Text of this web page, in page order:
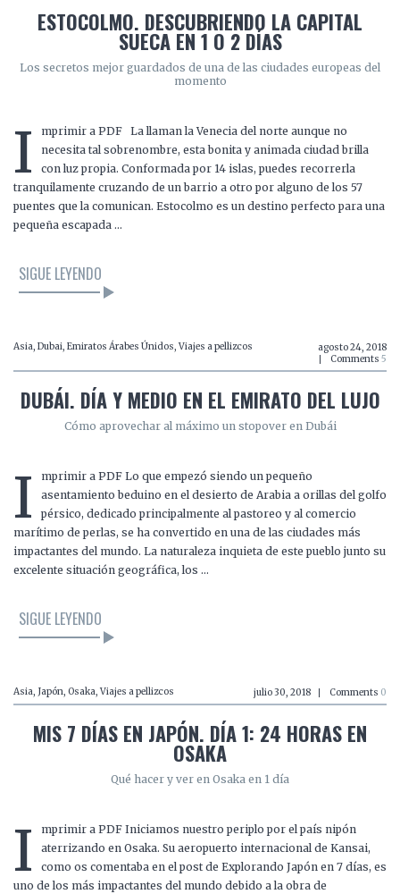
ESTOCOLMO. DESCUBRIENDO LA CAPITAL
SUECA EN 1 O 2 DÍAS
Los secretos mejor guardados de una de las ciudades europeas del
momento
I
mprimir a PDF La llaman la Venecia del norte aunque no
necesita tal sobrenombre, esta bonita y animada ciudad brilla
con luz propia. Conformada por 14 islas, puedes recorrerla
tranquilamente cruzando de un barrio a otro por alguno de los 57
puentes que la comunican. Estocolmo es un destino perfecto para una
pequeña escapada …
SIGUE LEYENDO
Asia, Dubai, Emiratos Árabes Únidos, Viajes a pellizcos
agosto 24, 2018
Comments 5
DUBÁI. DÍA Y MEDIO EN EL EMIRATO DEL LUJO
Cómo aprovechar al máximo un stopover en Dubái
I
mprimir a PDF Lo que empezó siendo un pequeño
asentamiento beduino en el desierto de Arabia a orillas del golfo
pérsico, dedicado principalmente al pastoreo y al comercio
marítimo de perlas, se ha convertido en una de las ciudades más
impactantes del mundo. La naturaleza inquieta de este pueblo junto su
excelente situación geográfica, los …
SIGUE LEYENDO
Asia, Japón, Osaka, Viajes a pellizcos julio 30, 2018 Comments 0
MIS 7 DÍAS EN JAPÓN. DÍA 1: 24 HORAS EN
OSAKA
Qué hacer y ver en Osaka en 1 día
I
mprimir a PDF Iniciamos nuestro periplo por el país nipón
aterrizando en Osaka. Su aeropuerto internacional de Kansai,
como os comentaba en el post de Explorando Japón en 7 días, es
uno de los más impactantes del mundo debido a la obra de